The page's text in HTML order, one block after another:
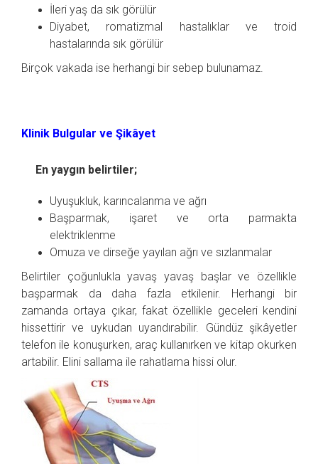
İleri yaş da sık görülür
Diyabet, romatizmal hastalıklar ve troid
hastalarında sık görülür
Birçok vakada ise herhangi bir sebep bulunamaz.
Klinik Bulgular ve Şikâyet
En yaygın belirtiler;
Uyuşukluk, karıncalanma ve ağrı
Başparmak, işaret ve orta parmakta
elektriklenme
Omuza ve dirseğe yayılan ağrı ve sızlanmalar
Belirtiler çoğunlukla yavaş yavaş başlar ve özellikle
başparmak da daha fazla etkilenir. Herhangi bir
zamanda ortaya çıkar, fakat özellikle geceleri kendini
hissettirir ve uykudan uyandırabilir. Gündüz şikâyetler
telefon ile konuşurken, araç kullanırken ve kitap okurken
artabilir. Elini sallama ile rahatlama hissi olur.